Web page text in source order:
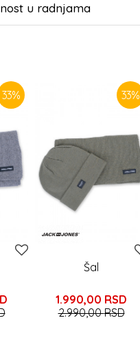
u radnjama
33% 33%
Šal
1.990,00 RSD
2.990,00RSD